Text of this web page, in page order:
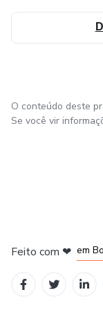
6. Ajustando o
7. Celebrando o
progresso, faça
O conteúdo deste
Se você vir
Feito com ❤ em